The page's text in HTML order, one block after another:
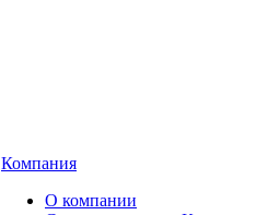
Компания
О компании